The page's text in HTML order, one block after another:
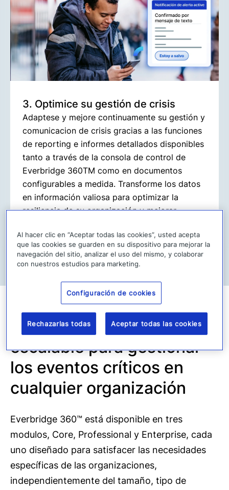
3. Optimice su gestión de crisis
Adaptese y mejore continuamente su gestión y
comunicacion de crisis gracias a las funciones
de reporting e informes detallados disponibles
tanto a través de la consola de control de
Everbridge 360TM como en documentos
configurables a medida. Transforme los datos
en información valiosa para optimizar la
resiliencia de su organización y mejorar
Una plataforma flexible y
escalable para gestionar
los eventos críticos en
cualquier organización
Everbridge 360™ está disponible en tres
modulos, Core, Professional y Enterprise, cada
uno diseñado para satisfacer las necesidades
específicas de las organizaciones,
independientemente del tamaño, tipo de
Al hacer clic en “Aceptar todas las cookies”, usted acepta
que las cookies se guarden en su dispositivo para mejorar la
navegación del sitio, analizar el uso del mismo, y colaborar
con nuestros estudios para marketing.
Configuración de cookies
Rechazarlas todas Aceptar todas las cookies